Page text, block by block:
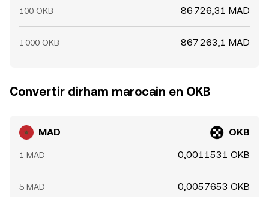
100 OKB 86 726,31 MAD
1 000 OKB 867 263,1 MAD
Convertir dirham marocain en OKB
MAD OKB
1 MAD 0,0011531 OKB
5 MAD 0,0057653 OKB